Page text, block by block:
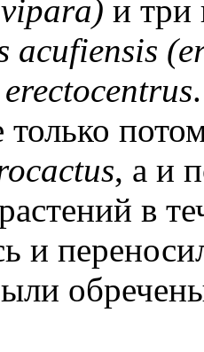
и три
acufiensis
только
, а и
в
и